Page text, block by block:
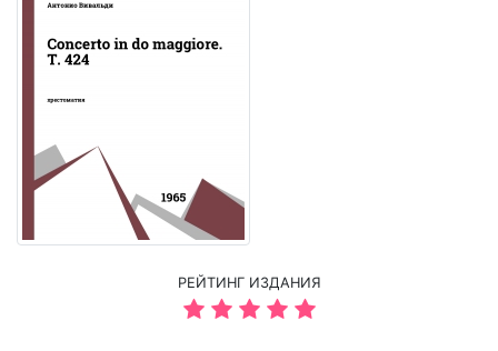
РЕЙТИНГ ИЗДАНИЯ